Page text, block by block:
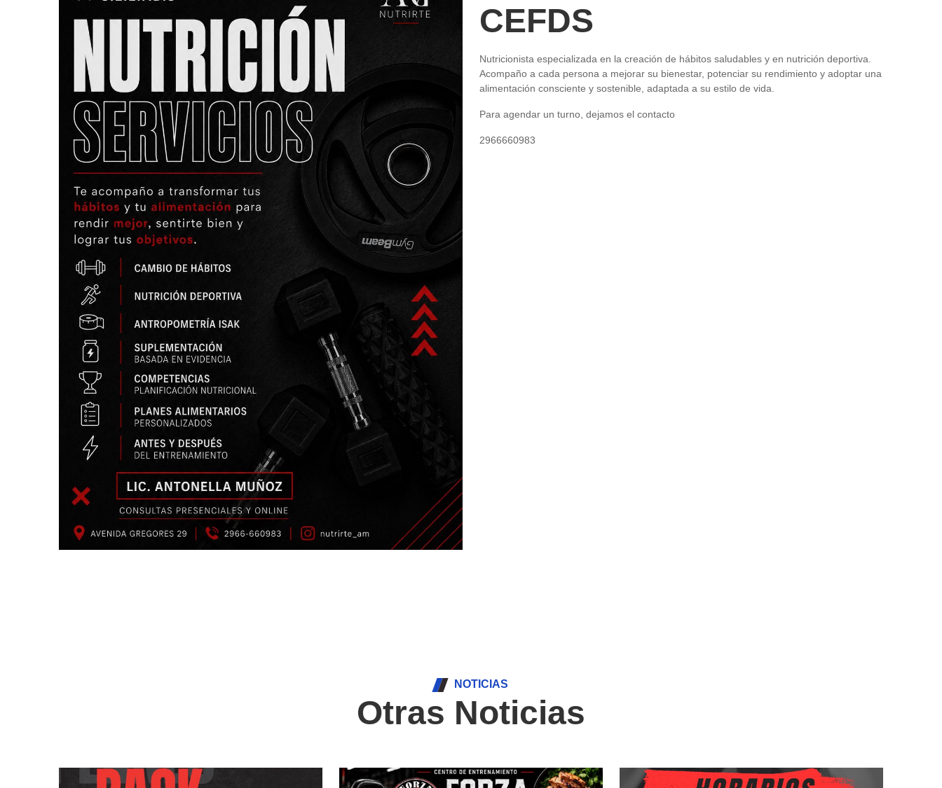
CEFDS
Nutricionista especializada en la creación de hábitos saludables y en nutrición deportiva.
Acompaño a cada persona a mejorar su bienestar, potenciar su rendimiento y adoptar una
alimentación consciente y sostenible, adaptada a su estilo de vida.
Para agendar un turno, dejamos el contacto
2966660983
NOTICIAS
Otras Noticias